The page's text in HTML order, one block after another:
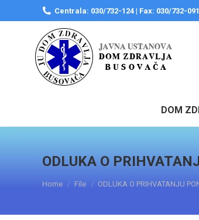
Centrala: 030/732-124 | Fax: 030/732-091
DOM
ODLUKA O
You are here:
Home File ODLUKA O PRIHVATANJU